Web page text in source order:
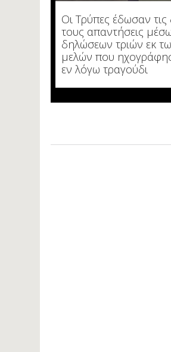
Οι Τρύπες έδωσαν τις
τους απαντήσεις
δηλώσεων τριών εκ
μελών που
εν λόγω τραγούδι